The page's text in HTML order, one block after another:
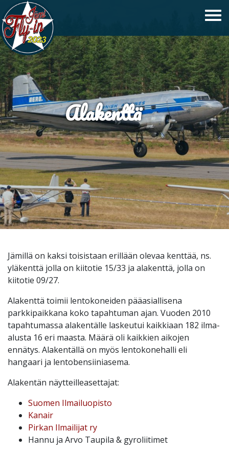
Alakenttä
Jämillä on kaksi toisistaan erillään olevaa kenttää, ns.
yläkenttä jolla on kiitotie 15/33 ja alakenttä, jolla on
kiitotie 09/27.
Alakenttä toimii lentokoneiden pääasiallisena
parkkipaikkana koko tapahtuman ajan. Vuoden 2010
tapahtumassa alakentälle laskeutui kaikkiaan 182 ilma-
alusta 16 eri maasta. Määrä oli kaikkien aikojen
ennätys. Alakentällä on myös lentokonehalli eli
hangaari ja lentobensiiniasema.
Alakentän näytteilleasettajat:
Suomen Ilmailuopisto
Kanair
Pirkan Ilmailijat ry
Hannu ja Arvo Taupila & gyroliitimet